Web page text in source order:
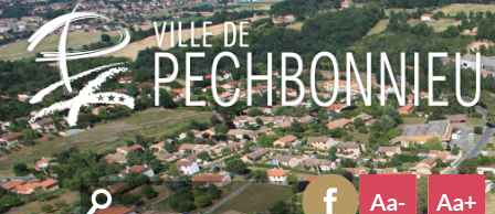
Rechercher